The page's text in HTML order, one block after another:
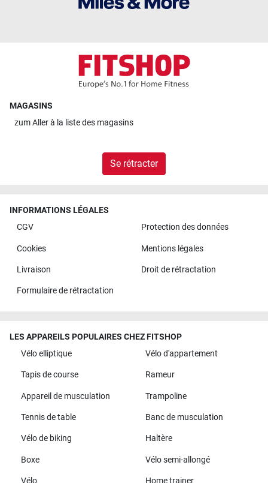
MAGASINS
zumAller à la liste des magasins
Se rétracter
INFORMATIONS LÉGALES
CGV
Protection des données
Cookies Mentions légales
Livraison Droit de rétractation
Formulaire de rétractation
LES APPAREILS POPULAIRES CHEZ FITSHOP
Vélo elliptique
Vélo d'appartement
Tapis de course Rameur
Appareil de musculation Trampoline
Tennis de table Banc de musculation
Vélo de biking Haltère
Boxe Vélo semi-allongé
Vélo Home trainer